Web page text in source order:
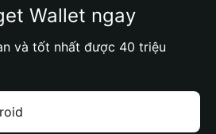
Wallet ngay
và tốt nhất được 40 triệu